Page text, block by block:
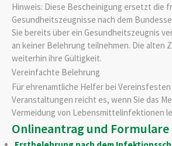
Hinweis: Diese Bescheinigung ersetzt die
Gesundheitszeugnisse nach dem
Sie bereits über ein Gesundheitszeugnis
an keiner Belehrung teilnehmen. Die alten
weiterhin ihre Gültigkeit.
Vereinfachte Belehrung
Für ehrenamtliche Helfer bei
Veranstaltungen reicht es, wenn Sie das
Vermeidung von Lebensmittelinfektionen
Onlineantrag und Formulare